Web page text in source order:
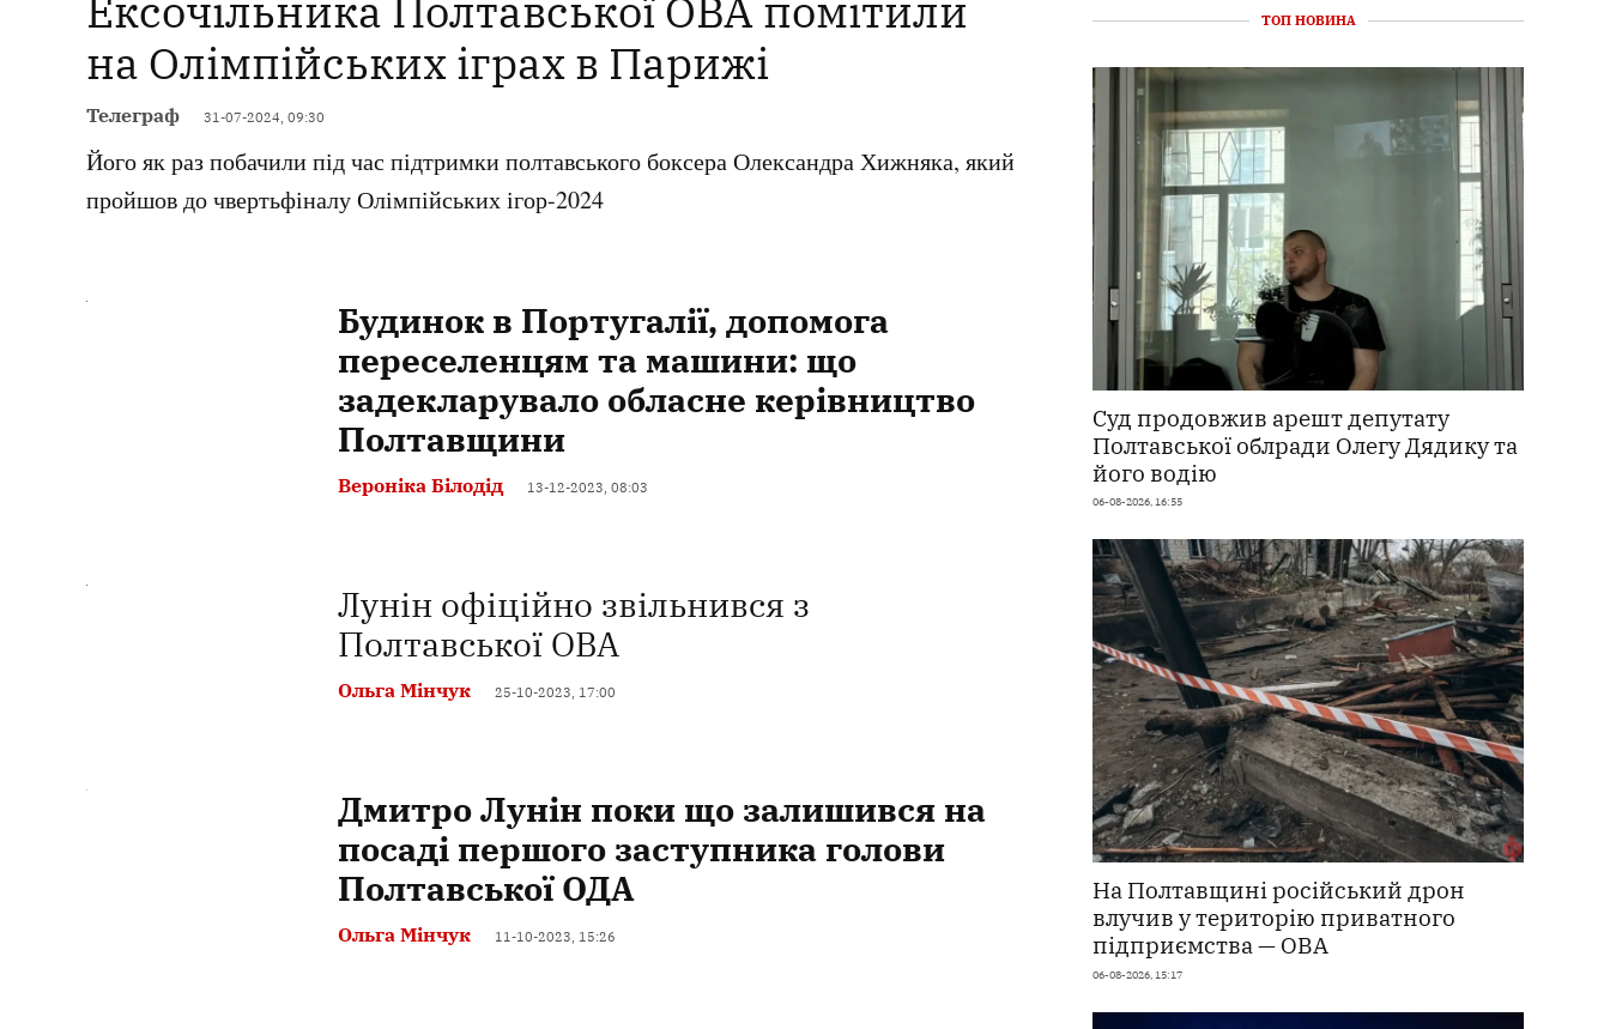
на Олімпійських іграх в Парижі
Телеграф 31-07-2024, 09:30
Його як раз побачили під час підтримки полтавського боксера Олександра Хижняка, який
пройшов до чвертьфіналу Олімпійських ігор-2024
Будинок в Португалії, допомога
переселенцям та машини: що
задекларувало обласне керівництво
Полтавщини
Вероніка Білодід 13-12-2023, 08:03
Лунін офіційно звільнився з
Полтавської ОВА
Ольга Мінчук 25-10-2023, 17:00
Дмитро Лунін поки що залишився на
посаді першого заступника голови
Полтавської ОДА
Ольга Мінчук 11-10-2023, 15:26
ТОП НОВИНА
Суд продовжив арешт депутату
Полтавської облради Олегу Дядику та
його водію
06-08-2026, 16:55
На Полтавщині російський дрон
влучив у територію приватного
підприємства — ОВА
06-08-2026, 15:17